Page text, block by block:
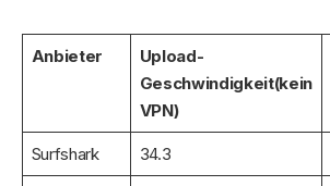
Anbieter
Upload-
Geschwindigkeit(kein
VPN)
Surfshark 34.3